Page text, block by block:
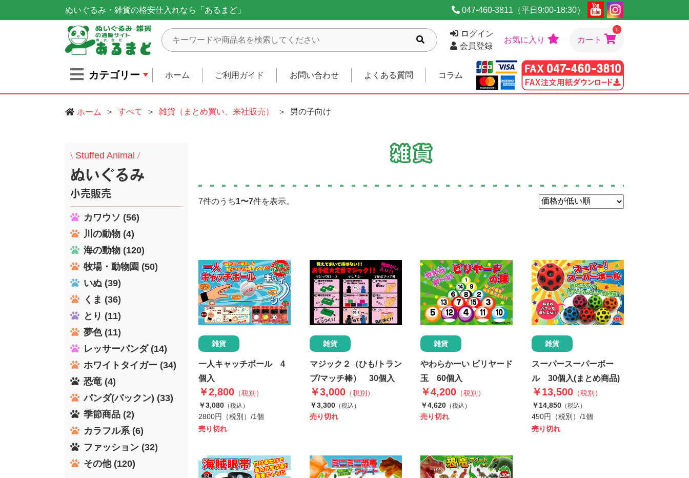
ぬいぐるみ・雑貨の格安仕入れなら「あるまど」 047-460-3811（平日9:00-18:30）
ログイン
会員登録
お気に入り カート
0
カテゴリー ホーム ご利用ガイド お問い合わせ よくある質問 コラム
ホーム すべて 雑貨（まとめ買い、来社販売） 男の子向け
\ Stuffed Animal /
ぬいぐるみ
小売販売
カワウソ (56)
川の動物 (4)
海の動物 (120)
牧場・動物園 (50)
いぬ (39)
くま (36)
とり (11)
夢色 (11)
レッサーパンダ (14)
ホワイトタイガー (34)
恐竜 (4)
パンダ(パックン) (33)
季節商品 (2)
カラフル系 (6)
ファッション (32)
その他 (120)
7件のうち1〜7件を表示。
雑貨
一人キャッチボール 4
個入
￥2,800 （税別）
￥3,080 （税込）
2800円（税別）/1個
売り切れ
雑貨
マジック２（ひも/トラン
プ/マッチ棒） 30個入
￥3,000（税別）
￥3,300（税込）
売り切れ
雑貨
やわらかーい ビリヤード
玉 60個入
￥4,200 （税別）
￥4,620 （税込）
売り切れ
雑貨
スーパースーパーボー
ル 30個入(まとめ商品)
￥13,500（税別）
￥14,850（税込）
450円（税別）/1個
売り切れ